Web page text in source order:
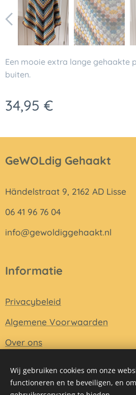
Een mooie extra lange gehaakte
buiten.
34,95 €
GeWOLdig Gehaakt
Händelstraat 9, 2162 AD Lisse
06 41 96 76 04
info@gewoldiggehaakt.nl
Informatie
Privacybeleid
Algemene Voorwaarden
Over ons
Mogelijk gemaakt door
Wij gebruiken cookies om onze
functioneren en te beveiligen, en